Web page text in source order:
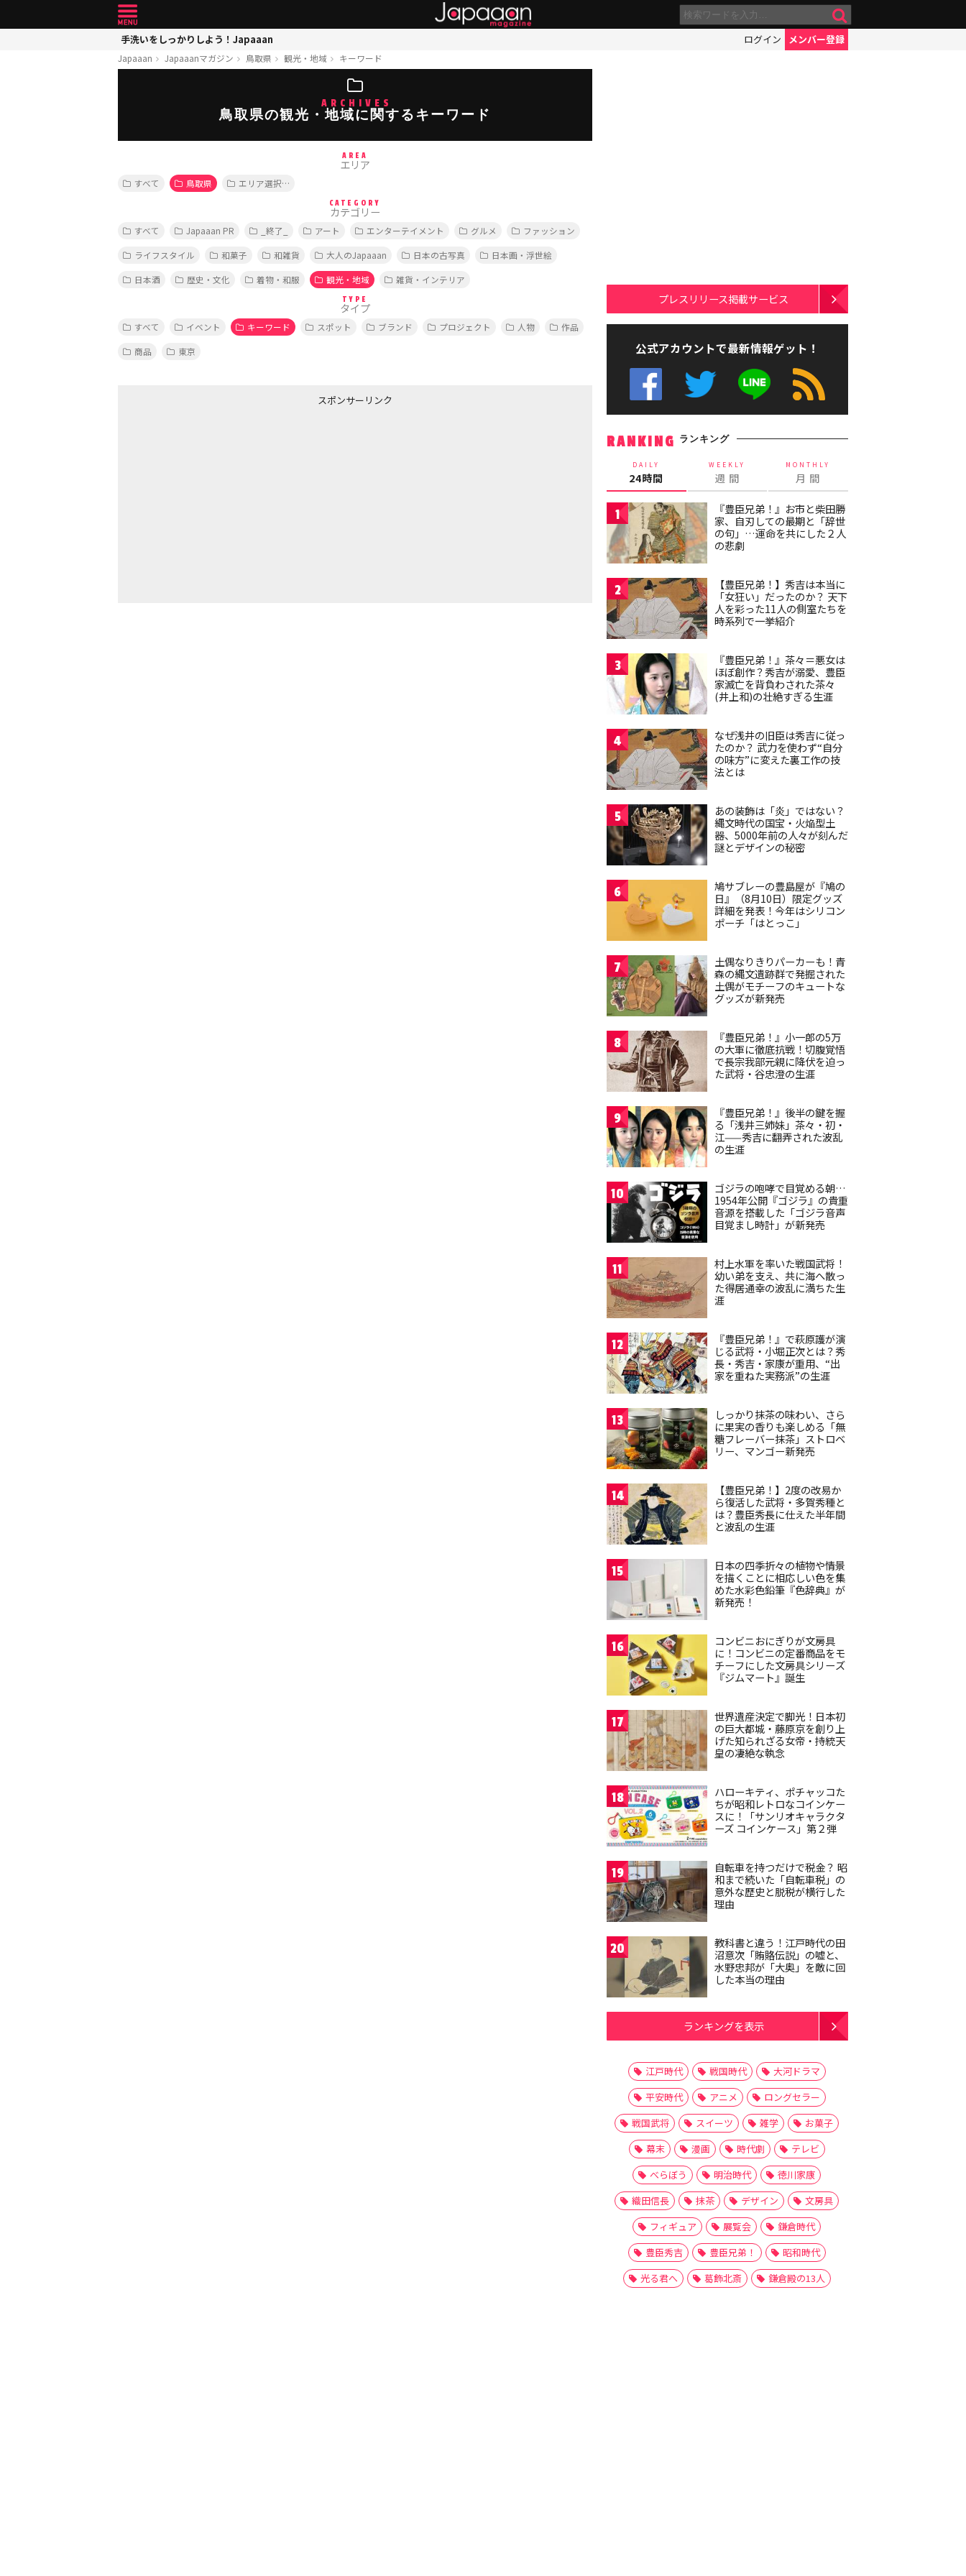
手洗いをしっかりしよう！Japaaan ログイン メンバー登録
Japaaan Japaaanマガジン 鳥取県 観光・地域 キーワード
ARCHIVES
鳥取県の観光・地域に関するキーワード
AREA
エリア
すべて 鳥取県 エリア選択…
CATEGORY
カテゴリー
すべて Japaaan PR _終了_ アート エンターテイメント グルメ
ファッション
ライフスタイル
和菓子 和雑貨 大人のJapaaan 日本の古写真
日本画・浮世絵
日本酒
歴史・文化 着物・和服 観光・地域 雑貨・インテリア
TYPE
タイプ
すべて イベント キーワード スポット ブランド プロジェクト 人物
作品
商品
東京
スポンサーリンク
プレスリリース掲載サービス
公式アカウントで最新情報ゲット！
RANKING ランキング
DAILY
24時間
WEEKLY
週 間
MONTHLY
月 間
1
『豊臣兄弟！』お市と柴田勝
家、自刃しての最期と「辞世
の句」…運命を共にした２人
の悲劇
2
【豊臣兄弟！】秀吉は本当に
「女狂い」だったのか？ 天下
人を彩った11人の側室たちを
時系列で一挙紹介
3
『豊臣兄弟！』茶々＝悪女は
ほぼ創作？秀吉が溺愛、豊臣
家滅亡を背負わされた茶々
(井上和)の壮絶すぎる生涯
4
なぜ浅井の旧臣は秀吉に従っ
たのか？ 武力を使わず“自分
の味方”に変えた裏工作の技
法とは
5
あの装飾は「炎」ではない？
縄文時代の国宝・火焔型土
器、5000年前の人々が刻んだ
謎とデザインの秘密
6
鳩サブレーの豊島屋が『鳩の
日』（8月10日）限定グッズ
詳細を発表！今年はシリコン
ポーチ「はとっこ」
7
土偶なりきりパーカーも！青
森の縄文遺跡群で発掘された
土偶がモチーフのキュートな
グッズが新発売
8
『豊臣兄弟！』小一郎の5万
の大軍に徹底抗戦！切腹覚悟
で長宗我部元親に降伏を迫っ
た武将・谷忠澄の生涯
9
『豊臣兄弟！』後半の鍵を握
る「浅井三姉妹」茶々・初・
江——秀吉に翻弄された波乱
の生涯
10
ゴジラの咆哮で目覚める朝…
1954年公開『ゴジラ』の貴重
音源を搭載した「ゴジラ音声
目覚まし時計」が新発売
11
村上水軍を率いた戦国武将！
幼い弟を支え、共に海へ散っ
た得居通幸の波乱に満ちた生
涯
12
『豊臣兄弟！』で萩原護が演
じる武将・小堀正次とは？秀
長・秀吉・家康が重用、“出
家を重ねた実務派”の生涯
13
しっかり抹茶の味わい、さら
に果実の香りも楽しめる「無
糖フレーバー抹茶」ストロベ
リー、マンゴー新発売
14
【豊臣兄弟！】2度の改易か
ら復活した武将・多賀秀種と
は？豊臣秀長に仕えた半年間
と波乱の生涯
15
日本の四季折々の植物や情景
を描くことに相応しい色を集
めた水彩色鉛筆『色辞典』が
新発売！
16
コンビニおにぎりが文房具
に！コンビニの定番商品をモ
チーフにした文房具シリーズ
『ジムマート』誕生
17
世界遺産決定で脚光！日本初
の巨大都城・藤原京を創り上
げた知られざる女帝・持統天
皇の凄絶な執念
18
ハローキティ、ポチャッコた
ちが昭和レトロなコインケー
スに！「サンリオキャラクタ
ーズ コインケース」第２弾
19
自転車を持つだけで税金？ 昭
和まで続いた「自転車税」の
意外な歴史と脱税が横行した
理由
20
教科書と違う！江戸時代の田
沼意次「賄賂伝説」の嘘と、
水野忠邦が「大奥」を敵に回
した本当の理由
ランキングを表示
江戸時代 戦国時代
大河ドラマ
平安時代
アニメ
ロングセラー
戦国武将
スイーツ 雑学
お菓子
幕末
漫画 時代劇
テレビ
べらぼう
明治時代
徳川家康
織田信長
抹茶 デザイン
文房具
フィギュア
展覧会
鎌倉時代
豊臣秀吉
豊臣兄弟！
昭和時代
光る君へ
葛飾北斎 鎌倉殿の13人